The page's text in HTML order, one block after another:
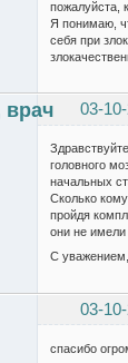
пожалуйста,
Я понимаю,
себя при
врач 03-
головного
начальных
Сколько
пройдя
они не имели
С уважением,
03-
спасибо